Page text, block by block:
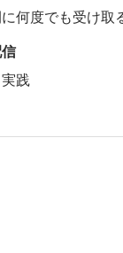
何度でも受け取
践